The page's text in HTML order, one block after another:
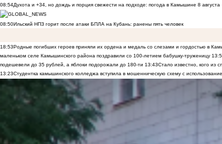
08:54Духота и +34, но дождь и порция свежести на подходе: погода в Камышине 8 августа
08:50Ильский НПЗ горит после атаки БПЛА на Кубань: ранены пять человек
18:53Родные погибших героев приняли их ордена и медаль со слезами и гордостью в
маленьком селе Камышинского района поздравили со 100-летием бабушку-труженицу
подешевели до 35 рублей, а яблоки подорожали до 180-ти 13:43Стало известно, кого из
13:23Студентка камышинского колледжа вступила в мошенническую схему с